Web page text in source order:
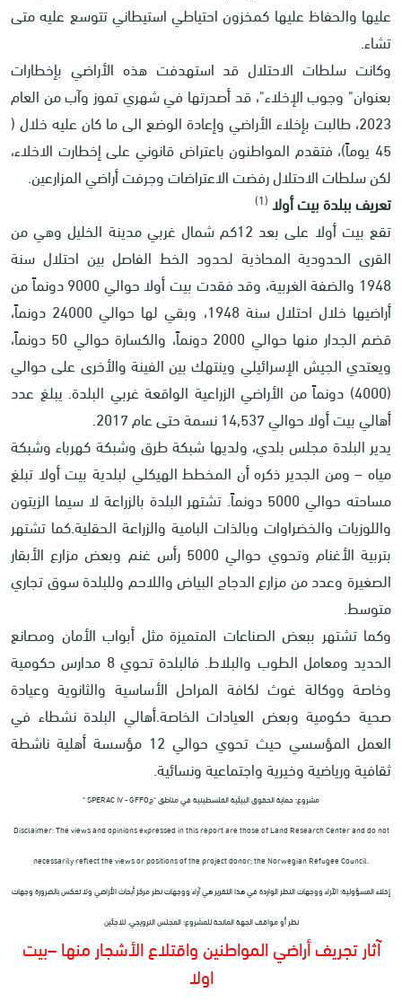
عليها والحفاظ عليها كمخزون احتياطي استيطاني تتوسع عليه متى
تشاء.
وكانت سلطات الاحتلال قد استهدفت هذه الأراضي بإخطارات
بعنوان" وجوب الإخلاء"، قد أصدرتها في شهري تموز وآب من العام
2023، طالبت بإخلاء الأراضي وإعادة الوضع الى ما كان عليه خلال (
45 يوماً)، فتقدم المواطنون باعتراض قانوني على إخطارت الاخلاء،
لكن سلطات الاحتلال رفضت الاعتراضات وجرفت أراضي المزارعين.
تعريف ببلدة بيت أولا (1)
تقع بيت أولا على بعد 12كم شمال غربي مدينة الخليل وهي من
القرى الحدودية المحاذية لحدود الخط الفاصل بين احتلال سنة
1948 والضفة الغربية، وقد فقدت بيت أولا حوالي 9000 دونماً من
أراضيها خلال احتلال سنة 1948، وبقي لها حوالي 24000 دونماً،
قضم الجدار منها حوالي 2000 دونماً، والكسارة حوالي 50 دونماً،
ويعتدي الجيش الإسرائيلي وينتهك بين الفينة والأخرى على حوالي
(4000) دونماً من الأراضي الزراعية الواقعة غربي البلدة. يبلغ عدد
أهالي بيت أولا حوالي 14,537 نسمة حتى عام 2017
.
يدير البلدة مجلس بلدي، ولديها شبكة طرق وشبكة كهرباء وشبكة
مياه – ومن الجدير ذكره أن المخطط الهيكلي لبلدية بيت أولا تبلغ
مساحته حوالي 5000 دونماً. تشتهر البلدة بالزراعة لا سيما الزيتون
واللوزيات والخضراوات وبالذات البامية والزراعة الحقلية.كما تشتهر
بتربية الأغنام وتحوي حوالي 5000 رأس غنم وبعض مزارع الأبقار
الصغيرة وعدد من مزارع الدجاج البياض واللاحم وللبلدة سوق تجاري
متوسط.
وكما تشتهر ببعض الصناعات المتميزة مثل أبواب الأمان ومصانع
الحديد ومعامل الطوب والبلاط. فالبلدة تحوي 8 مدارس حكومية
وخاصة ووكالة غوث لكافة المراحل الأساسية والثانوية وعيادة
صحية حكومية وبعض العيادات الخاصة.أهالي البلدة نشطاء في
العمل المؤسسي حيث تحوي حوالي 12 مؤسسة أهلية ناشطة
ثقافية ورياضية وخيرية واجتماعية ونسائية.
مشروع: حماية الحقوق البيئية الفلسطينية في مناطق "ج" SPERAC IV - GFFO
Disclaimer: The views and opinions expressed in this report are those of Land Research Center and do not
necessarily reflect the views or positions of the project donor; the Norwegian Refugee Council.
إخلاء المسؤولية: الآراء ووجهات النظر الواردة في هذا التقرير هي آراء ووجهات نظر مركز أبحاث الأراضي ولا تعكس بالضرورة وجهات
نظر أو مواقف الجهة المانحة للمشروع؛ المجلس النرويجي. للاجئين
آثار تجريف أراضي المواطنين واقتلاع الأشجار منها –بيت
اولا